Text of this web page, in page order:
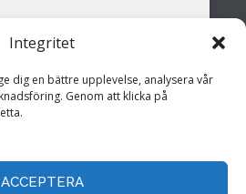
Integritet
dig en bättre upplevelse, analysera vår
Genom att klicka på
ACCEPTERA
aktivera detta innehåll